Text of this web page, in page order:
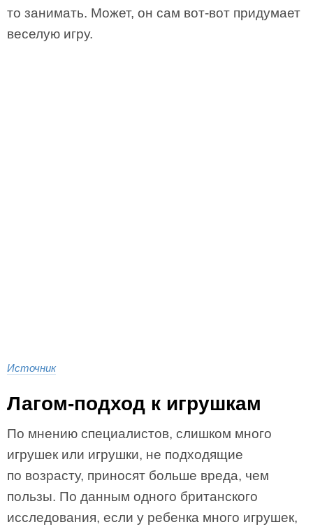
то занимать. Может, он сам вот-вот придумает
веселую игру.
Источник
Лагом-подход к игрушкам
По мнению специалистов, слишком много
игрушек или игрушки, не подходящие
по возрасту, приносят больше вреда, чем
пользы. По данным одного британского
исследования, если у ребенка много игрушек,